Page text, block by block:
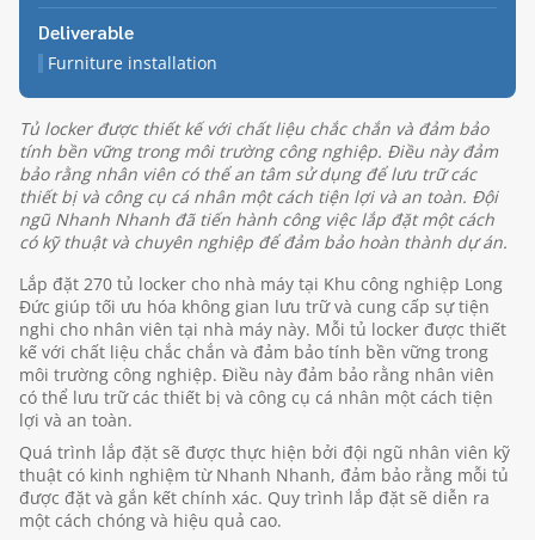
Deliverable
Furniture installation
Tủ locker được thiết kế với chất liệu chắc chắn và đảm bảo
tính bền vững trong môi trường công nghiệp. Điều này đảm
bảo rằng nhân viên có thể an tâm sử dụng để lưu trữ các
thiết bị và công cụ cá nhân một cách tiện lợi và an toàn. Đội
ngũ Nhanh Nhanh đã tiến hành công việc lắp đặt một cách
có kỹ thuật và chuyên nghiệp để đảm bảo hoàn thành dự án.
Lắp đặt 270 tủ locker cho nhà máy tại Khu công nghiệp Long
Đức giúp tối ưu hóa không gian lưu trữ và cung cấp sự tiện
nghi cho nhân viên tại nhà máy này. Mỗi tủ locker được thiết
kế với chất liệu chắc chắn và đảm bảo tính bền vững trong
môi trường công nghiệp. Điều này đảm bảo rằng nhân viên
có thể lưu trữ các thiết bị và công cụ cá nhân một cách tiện
lợi và an toàn.
Quá trình lắp đặt sẽ được thực hiện bởi đội ngũ nhân viên kỹ
thuật có kinh nghiệm từ Nhanh Nhanh, đảm bảo rằng mỗi tủ
được đặt và gắn kết chính xác. Quy trình lắp đặt sẽ diễn ra
một cách chóng và hiệu quả cao.